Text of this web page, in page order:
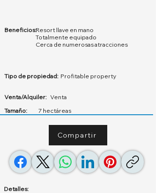
Beneficios:Resort llave en mano
Totalmente equipado
Cerca de numerosas atracciones
Tipo de propiedad: Profitable property
Venta/Alquiler: Venta
Tamaño:
7 hectáreas
Compartir
Detalles: